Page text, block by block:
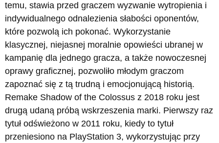
temu, stawia przed graczem wyzwanie wytropienia i
indywidualnego odnalezienia słabości oponentów,
które pozwolą ich pokonać. Wykorzystanie
klasycznej, niejasnej moralnie opowieści ubranej w
kampanię dla jednego gracza, a także nowoczesnej
oprawy graficznej, pozwoliło młodym graczom
zapoznać się z tą trudną i emocjonującą historią.
Remake Shadow of the Colossus z 2018 roku jest
drugą udaną próbą wskrzeszenia marki. Pierwszy raz
tytuł odświeżono w 2011 roku, kiedy to tytuł
przeniesiono na PlayStation 3, wykorzystując przy